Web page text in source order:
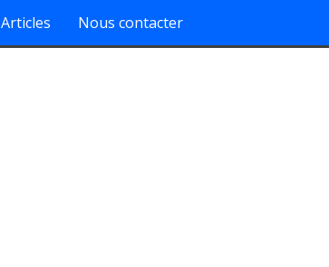
Articles Nous contacter